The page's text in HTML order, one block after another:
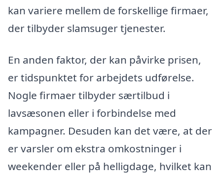
kan variere mellem de forskellige firmaer,
der tilbyder slamsuger tjenester.
En anden faktor, der kan påvirke prisen,
er tidspunktet for arbejdets udførelse.
Nogle firmaer tilbyder særtilbud i
lavsæsonen eller i forbindelse med
kampagner. Desuden kan det være, at der
er varsler om ekstra omkostninger i
weekender eller på helligdage, hvilket kan